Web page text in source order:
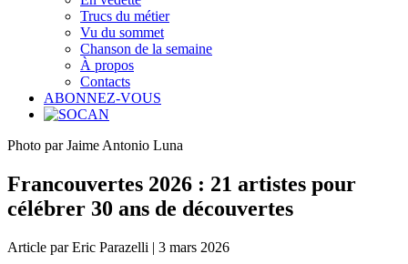
Trucs du métier
Vu du sommet
Chanson de la semaine
À propos
Contacts
ABONNEZ-VOUS
Photo par Jaime Antonio Luna
Francouvertes 2026 : 21 artistes pour
célébrer 30 ans de découvertes
Article par Eric Parazelli | 3 mars 2026